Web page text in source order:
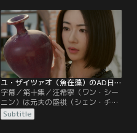
け、取材できなくなる。会社に戻っ
たBチームは次の計画を立てるが、
なかなかいい案が思い浮かばない。
そんな中、汪希寧（ワン・シーニ
ン）の息子 黙黙（モーモー）が母親
を求めて会社に来てしまう。
ユ・ザイツァオ（魚在藻）のAD日記 第10話／字幕
字幕／第十集／汪希寧（ワン・シー
ニン）は元夫の盛祺（シェン・チ
ー）に浮気現場の写真を見せ、親権
を渡さないと浮気のことをマスコミ
Subtitle